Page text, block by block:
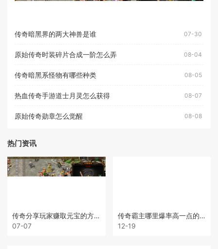
传奇暗黑界的两大神兽是谁 07-30
原始传奇时装碎片合成一阶怎么弄 08-04
传奇暗黑系怪物有哪些种类 08-05
热血传奇手游道士月灵怎么获得 08-07
原始传奇勋章怎么觉醒 08-08
热门资讯
传奇分享玩家赚取元宝的方法
07-07
传奇霸主哪里爆率高一点的装备
12-19